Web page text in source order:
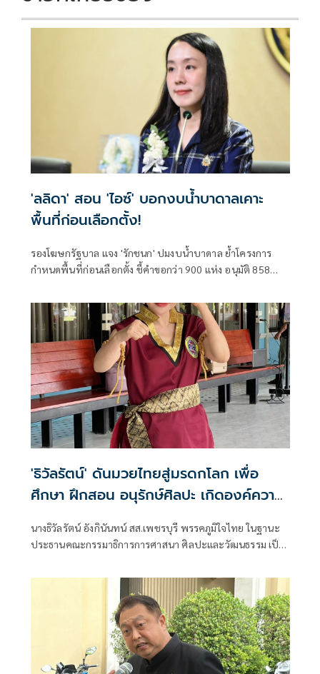
'ลลิดา' สอน 'ไอซ์' บอกงบน้ำบาดาลเคาะ
พื้นที่ก่อนเลือกตั้ง!
รองโฆษกรัฐบาล แจง 'รักชนก' ปมงบน้ำบาดาล ย้ำโครงการ
กำหนดพื้นที่ก่อนเลือกตั้ง ชี้คำขอกว่า 900 แห่ง อนุมัติ 858
'ธิวัลรัตน์' ดันมวยไทยสู่มรดกโลก เพื่อ
ศึกษา ฝึกสอน อนุรักษ์ศิลปะ เกิดองค์ความ
นานาชาติ
นางธิวัลรัตน์ อังกินันทน์ สส.เพชรบุรี พรรคภูมิใจไทย ในฐานะ
ประธานคณะกรรมาธิการการศาสนา ศิลปะและวัฒนธรรม เป็น
ณ โรงเรียนราชประชานุเคราะห์ 47 จังหวัดเพชรบุรี ร่วมกับ
สมาคมสยามยุทธกีฬาพื้นเมืองไทย ตลอดจนทุกภาคส่วน ที่ร่วม
แรงร่วมใจจัดเวทีแห่งการเรียนรู้ เพื่อแลกเปลี่ยนองค์ความรู้และ
สร้างเครือข่ายมวยไทยในระดับนานาชาติ